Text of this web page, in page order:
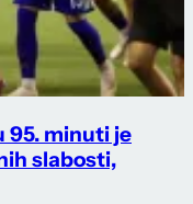
95. minuti je
slabosti,